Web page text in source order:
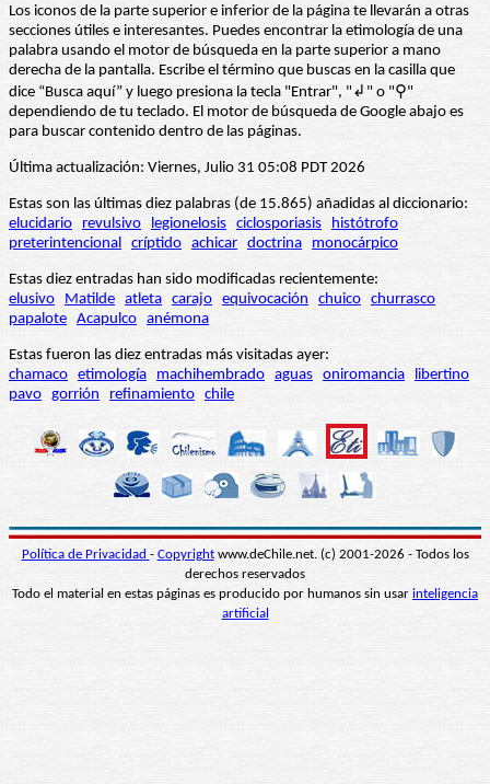
Los iconos de la parte superior e inferior de la página te llevarán a otras
secciones útiles e interesantes. Puedes encontrar la etimología de una
palabra usando el motor de búsqueda en la parte superior a mano
derecha de la pantalla. Escribe el término que buscas en la casilla que
dice “Busca aquí” y luego presiona la tecla "Entrar", "↲" o "⚲"
dependiendo de tu teclado. El motor de búsqueda de Google abajo es
para buscar contenido dentro de las páginas.
Última actualización: Viernes, Julio 31 05:08 PDT 2026
Estas son las últimas diez palabras (de 15.865) añadidas al diccionario:
elucidario
revulsivo legionelosis ciclosporiasis
histótrofo
preterintencional críptido achicar doctrina monocárpico
Estas diez entradas han sido modificadas recientemente:
elusivo
Matilde atleta carajo equivocación chuico churrasco
papalote Acapulco anémona
Estas fueron las diez entradas más visitadas ayer:
chamaco etimología machihembrado aguas oniromancia
libertino
pavo gorrión refinamiento chile
Política de Privacidad - Copyrightwww.deChile.net. (c) 2001-2026 - Todos los
derechos reservados
Todo el material en estas páginas es producido por humanos sin usar inteligencia
artificial